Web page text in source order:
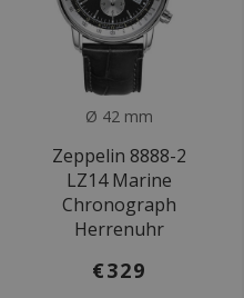
Ø 42 mm
Zeppelin 8888-2
LZ14 Marine
Chronograph
Herrenuhr
€329